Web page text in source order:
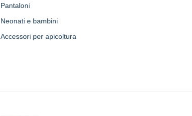
Pantaloni
Neonati e bambini
Accessori per apicoltura